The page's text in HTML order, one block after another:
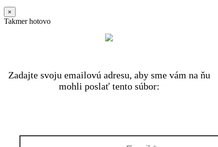
×
Takmer hotovo
Zadajte svoju emailovú adresu, aby sme vám na ňu
mohli poslať tento súbor: